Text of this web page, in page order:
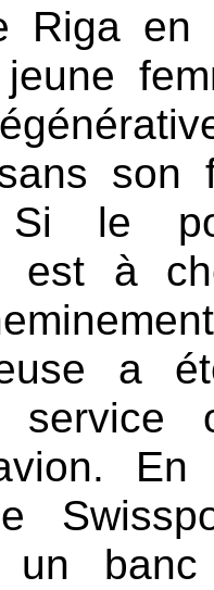
Riga en
son
Si le
est à
a
service
un